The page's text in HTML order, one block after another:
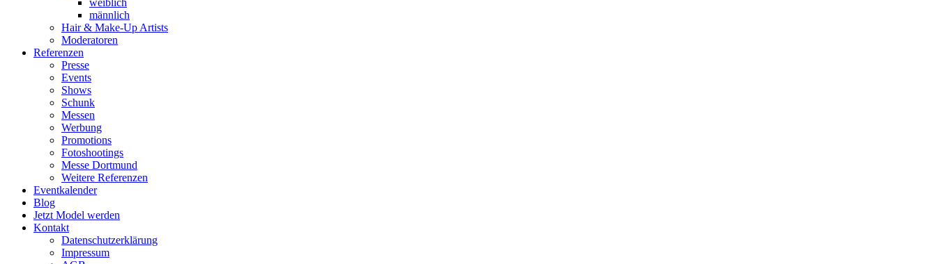
männlich
Hair & Make-Up Artists
Moderatoren
Referenzen
Presse
Events
Shows
Schunk
Messen
Werbung
Promotions
Fotoshootings
Messe Dortmund
Weitere Referenzen
Eventkalender
Blog
Jetzt Model werden
Kontakt
Datenschutzerklärung
Impressum